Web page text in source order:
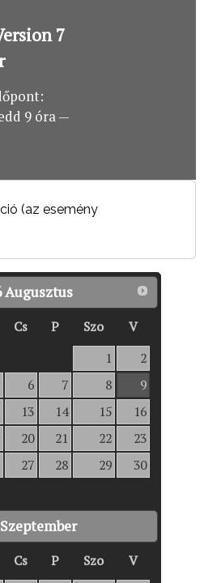
7
9 óra —
(az esemény
Augusztus
Cs P Szo
V
1
2
6 7 8
9
13 14 15
16
20 21 22
23
27 28 29
30
Szeptember
Cs P Szo
V